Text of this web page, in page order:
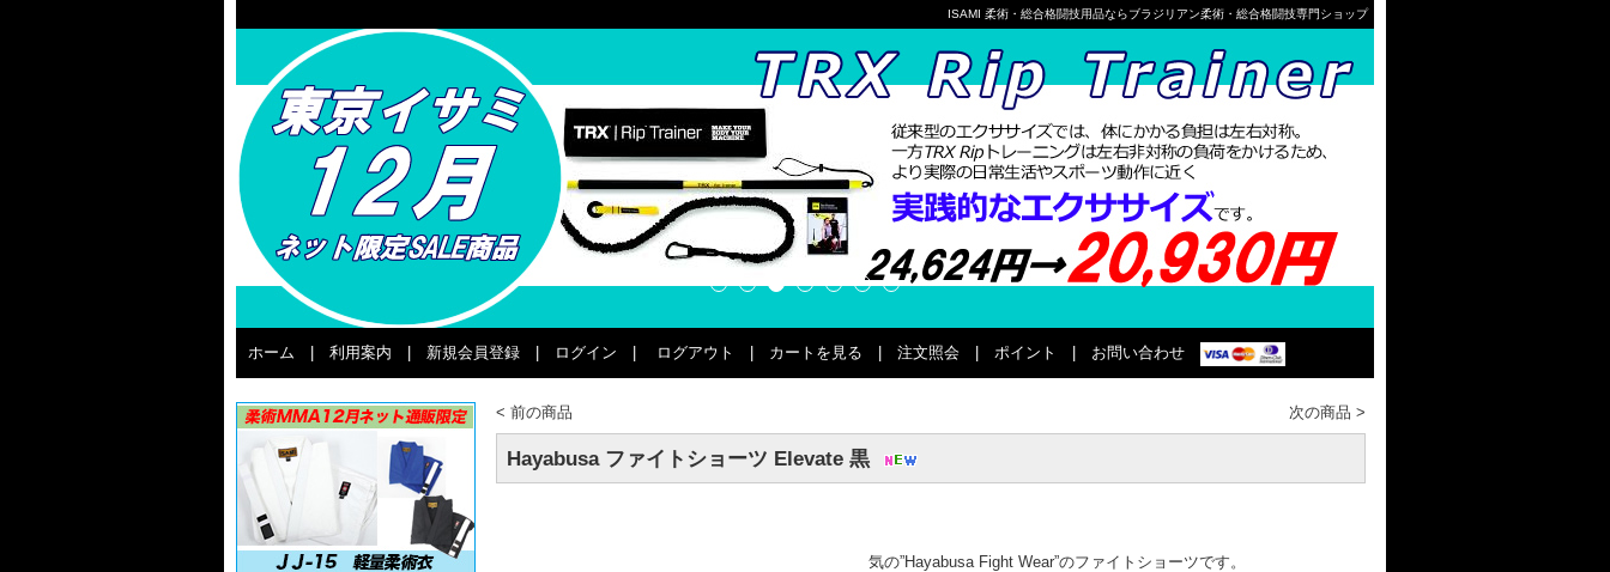
ISAMI 柔術・総合格闘技用品ならブラジリアン柔術・総合格闘技専門ショップ
ホーム 利用案内 新規会員登録 ログイン ログアウト カートを見る 注文照会 ポイント お問い合わせ
< 前の商品 次の商品 >
Hayabusa ファイトショーツ Elevate 黒
気の”Hayabusa Fight Wear”のファイトショーツです。